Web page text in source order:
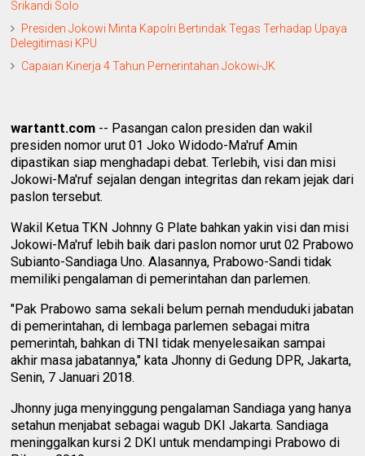
Srikandi Solo
Presiden Jokowi Minta Kapolri Bertindak Tegas Terhadap Upaya
Delegitimasi KPU
Capaian Kinerja 4 Tahun Pemerintahan Jokowi-JK
wartantt.com -- Pasangan calon presiden dan wakil
presiden nomor urut 01 Joko Widodo-Ma'ruf Amin
dipastikan siap menghadapi debat. Terlebih, visi dan misi
Jokowi-Ma'ruf sejalan dengan integritas dan rekam jejak dari
paslon tersebut.
Wakil Ketua TKN Johnny G Plate bahkan yakin visi dan misi
Jokowi-Ma'ruf lebih baik dari paslon nomor urut 02 Prabowo
Subianto-Sandiaga Uno. Alasannya, Prabowo-Sandi tidak
memiliki pengalaman di pemerintahan dan parlemen.
"Pak Prabowo sama sekali belum pernah menduduki jabatan
di pemerintahan, di lembaga parlemen sebagai mitra
pemerintah, bahkan di TNI tidak menyelesaikan sampai
akhir masa jabatannya," kata Jhonny di Gedung DPR, Jakarta,
Senin, 7 Januari 2018.
Jhonny juga menyinggung pengalaman Sandiaga yang hanya
setahun menjabat sebagai wagub DKI Jakarta. Sandiaga
meninggalkan kursi 2 DKI untuk mendampingi Prabowo di